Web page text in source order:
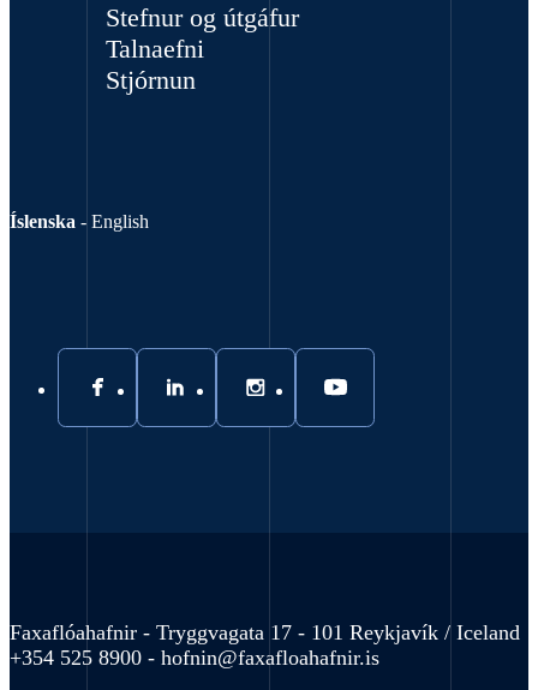
Stefnur og útgáfur
Talnaefni
Stjórnun
Íslenska - English
Faxaflóahafnir - Tryggvagata 17 - 101 Reykjavík / Iceland
+354 525 8900 - hofnin@faxafloahafnir.is